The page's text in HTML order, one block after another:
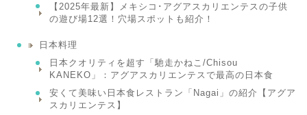
【2025年最新】メキシコ･アグアスカリエンテスの子供
の遊び場12選！穴場スポットも紹介！
日本料理
日本クオリティを超す「馳走かねこ/Chisou
KANEKO」：アグアスカリエンテスで最高の日本食
安くて美味い日本食レストラン「Nagai」の紹介【アグア
スカリエンテス】